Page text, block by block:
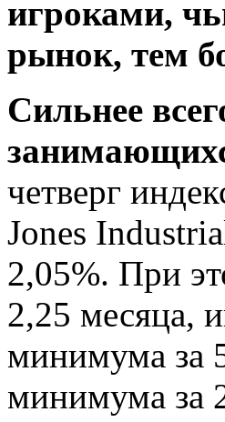
игроками,
рынок, тем
Сильнее
четверг
Jones
2,05%. При
2,25 месяца,
минимума за
минимума за